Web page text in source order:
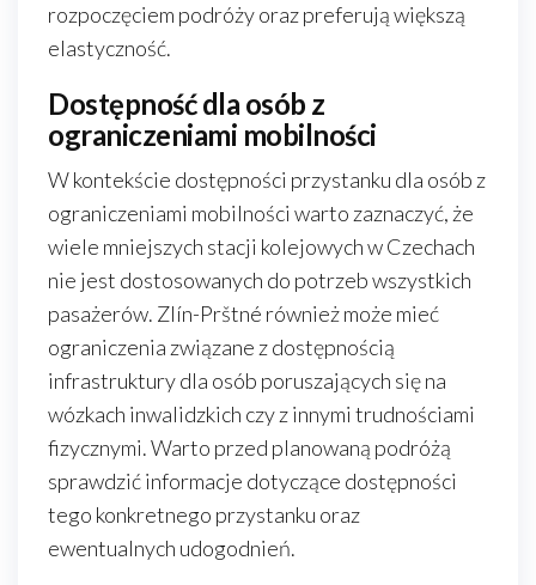
rozpoczęciem podróży oraz preferują większą
elastyczność.
Dostępność dla osób z
ograniczeniami mobilności
W kontekście dostępności przystanku dla osób z
ograniczeniami mobilności warto zaznaczyć, że
wiele mniejszych stacji kolejowych w Czechach
nie jest dostosowanych do potrzeb wszystkich
pasażerów. Zlín-Prštné również może mieć
ograniczenia związane z dostępnością
infrastruktury dla osób poruszających się na
wózkach inwalidzkich czy z innymi trudnościami
fizycznymi. Warto przed planowaną podróżą
sprawdzić informacje dotyczące dostępności
tego konkretnego przystanku oraz
ewentualnych udogodnień.